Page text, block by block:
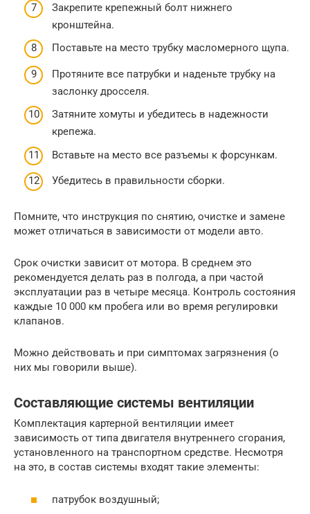
Закрепите крепежный болт нижнего
кронштейна.
Поставьте на место трубку масломерного щупа.
Протяните все патрубки и наденьте трубку на
заслонку дросселя.
Затяните хомуты и убедитесь в надежности
крепежа.
Вставьте на место все разъемы к форсункам.
Убедитесь в правильности сборки.
Помните, что инструкция по снятию, очистке и замене
может отличаться в зависимости от модели авто.
Срок очистки зависит от мотора. В среднем это
рекомендуется делать раз в полгода, а при частой
эксплуатации раз в четыре месяца. Контроль состояния
каждые 10 000 км пробега или во время регулировки
клапанов.
Можно действовать и при симптомах загрязнения (о
них мы говорили выше).
Составляющие системы вентиляции
Комплектация картерной вентиляции имеет
зависимость от типа двигателя внутреннего сгорания,
установленного на транспортном средстве. Несмотря
на это, в состав системы входят такие элементы:
патрубок воздушный;